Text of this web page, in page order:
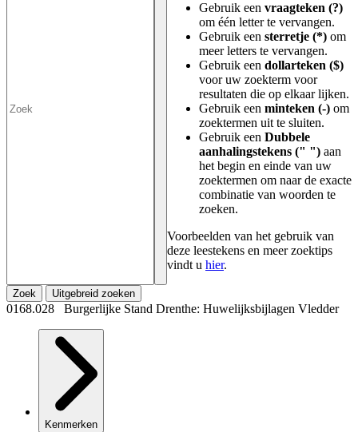
Gebruik een vraagteken (?)
om één letter te vervangen.
Gebruik een sterretje (*) om
meer letters te vervangen.
Gebruik een dollarteken ($)
voor uw zoekterm voor
resultaten die op elkaar lijken.
Gebruik een minteken (-) om
zoektermen uit te sluiten.
Gebruik een Dubbele
aanhalingstekens (" ") aan
het begin en einde van uw
zoektermen om naar de exacte
combinatie van woorden te
zoeken.
Voorbeelden van het gebruik van
deze leestekens en meer zoektips
vindt u hier.
Zoek Uitgebreid zoeken
0168.028 Burgerlijke Stand Drenthe: Huwelijksbijlagen Vledder
Kenmerken